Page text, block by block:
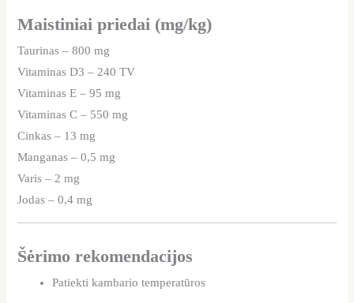
Maistiniai priedai (mg/kg)
Taurinas – 800 mg
Vitaminas D3 – 240 TV
Vitaminas E – 95 mg
Vitaminas C – 550 mg
Cinkas – 13 mg
Manganas – 0,5 mg
Varis – 2 mg
Jodas – 0,4 mg
Šėrimo rekomendacijos
Patiekti kambario temperatūros